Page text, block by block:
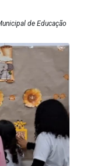
de Educação